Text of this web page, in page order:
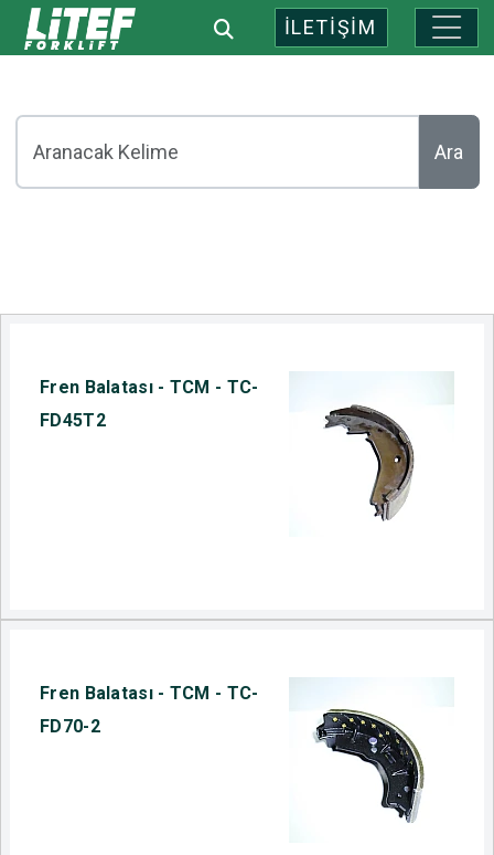
İLETİŞİM
Ara
Fren Balatası - TCM - TC-
FD45T2
Fren Balatası - TCM - TC-
FD70-2